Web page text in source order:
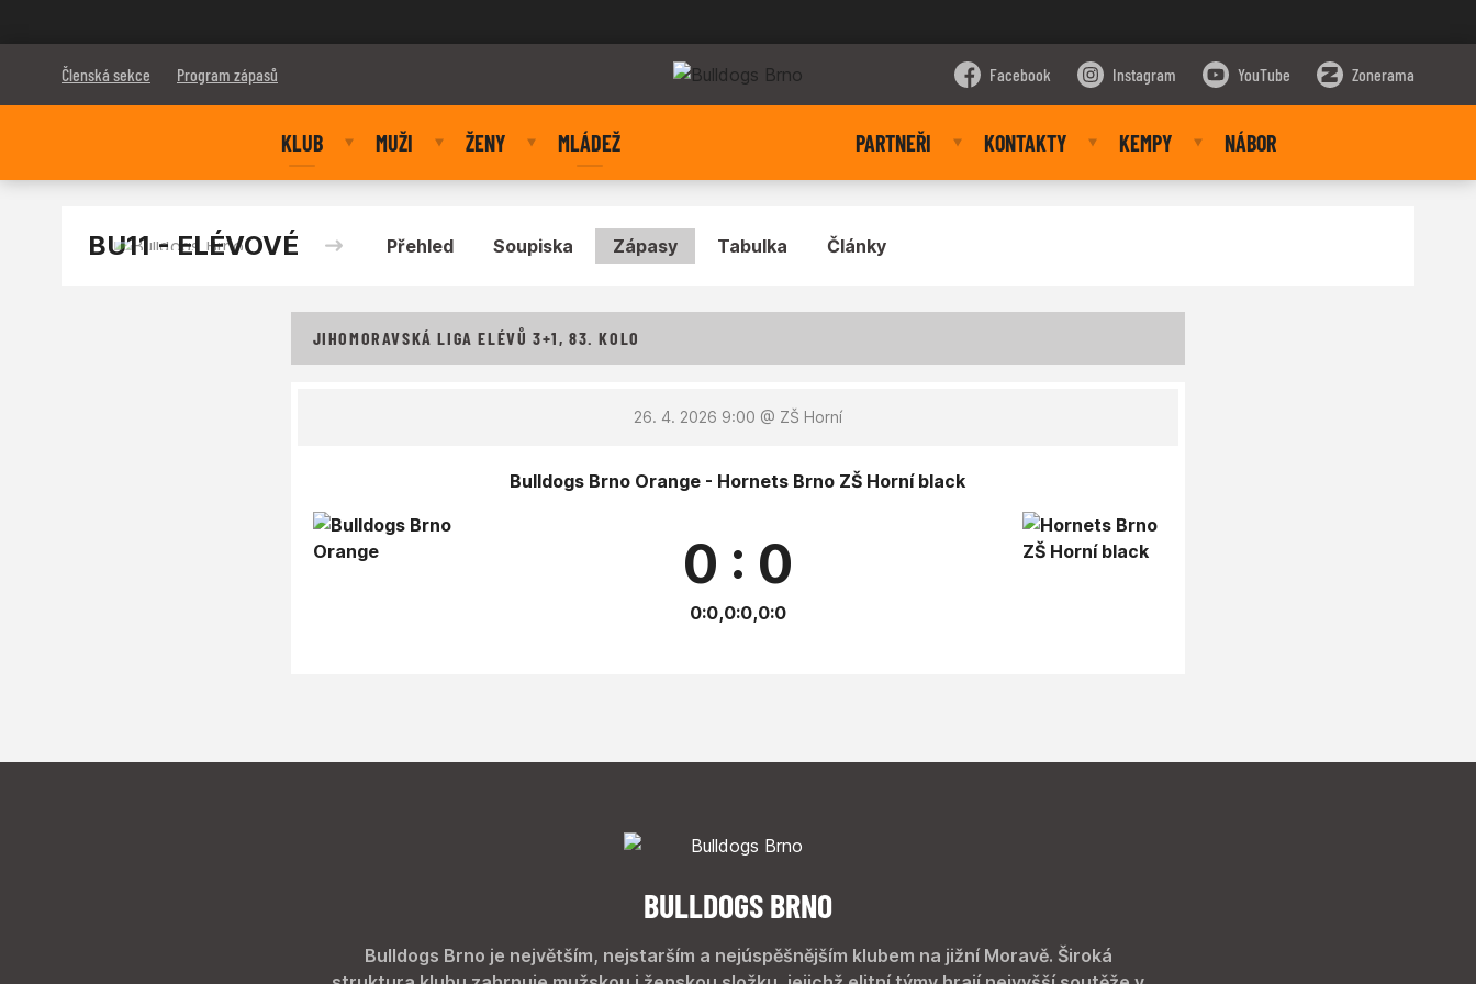
Členská sekce Program zápasů Facebook Instagram YouTube Zonerama
KLUB MUŽI ŽENY MLÁDEŽ PARTNEŘI KONTAKTY KEMPY NÁBOR
BU11 - ELÉVOVÉ Přehled Soupiska Zápasy Tabulka Články
JIHOMORAVSKÁ LIGA ELÉVŮ 3+1, 83. KOLO
26. 4. 2026 9:00 @ ZŠ Horní
Bulldogs Brno Orange - Hornets Brno ZŠ Horní black
0 : 0
0:0,0:0,0:0
BULLDOGS BRNO
Bulldogs Brno je největším, nejstarším a nejúspěšnějším klubem na jižní Moravě. Široká